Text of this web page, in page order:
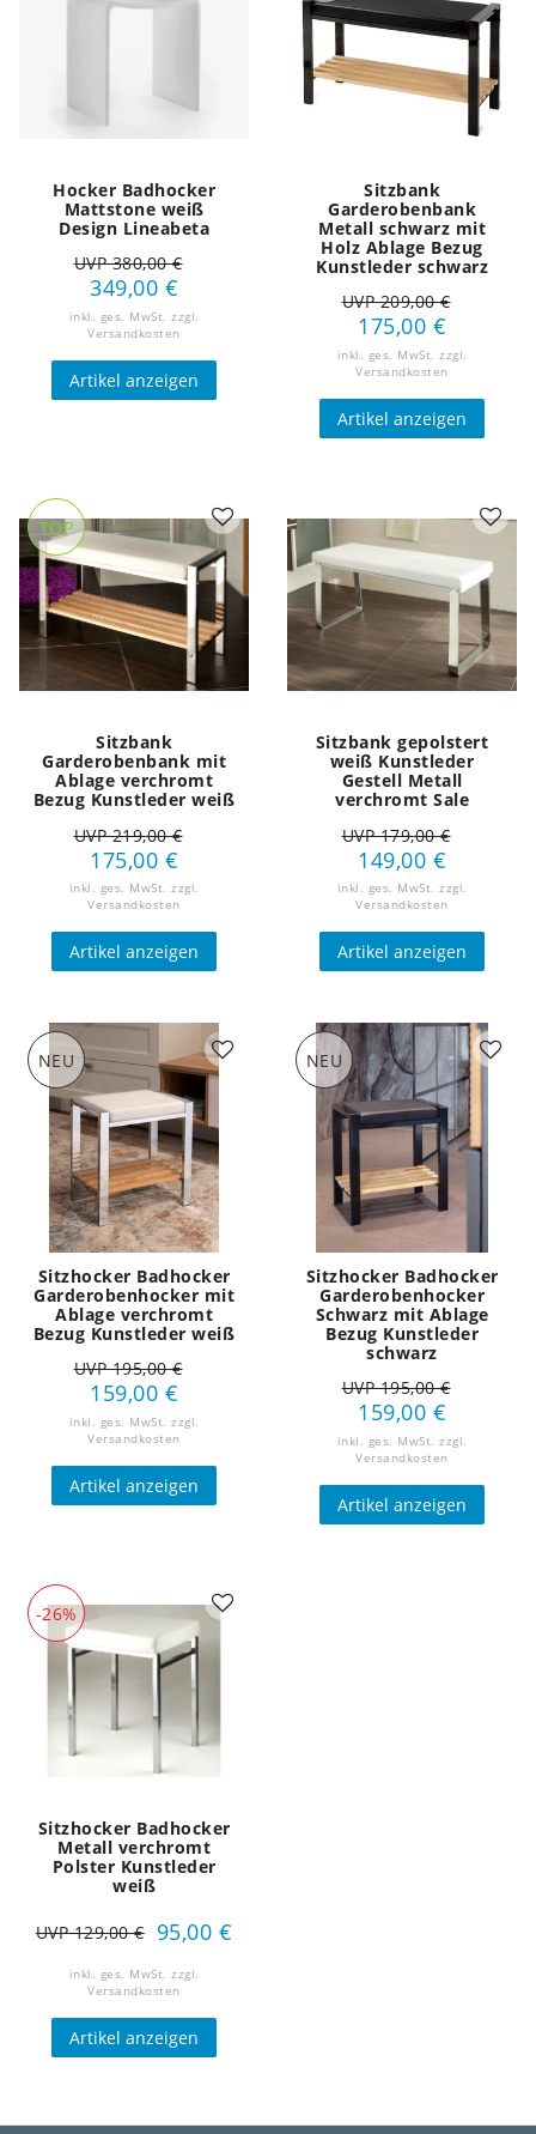
Hocker Badhocker
Mattstone weiß
Design Lineabeta
UVP 380,00 €
349,00 €
inkl. ges. MwSt. zzgl.
Versandkosten
Artikel anzeigen
Sitzbank
Garderobenbank
Metall schwarz mit
Holz Ablage Bezug
Kunstleder schwarz
UVP 209,00 €
175,00 €
inkl. ges. MwSt. zzgl.
Versandkosten
Artikel anzeigen
TOP
Sitzbank
Garderobenbank mit
Ablage verchromt
Bezug Kunstleder weiß
UVP 219,00 €
175,00 €
inkl. ges. MwSt. zzgl.
Versandkosten
Artikel anzeigen
Sitzbank gepolstert
weiß Kunstleder
Gestell Metall
verchromt Sale
UVP 179,00 €
149,00 €
inkl. ges. MwSt. zzgl.
Versandkosten
Artikel anzeigen
NEU
Sitzhocker Badhocker
Garderobenhocker mit
Ablage verchromt
Bezug Kunstleder weiß
UVP 195,00 €
159,00 €
inkl. ges. MwSt.
zzgl.
Versandkosten
Artikel anzeigen
NEU
Sitzhocker Badhocker
Garderobenhocker
Schwarz mit Ablage
Bezug Kunstleder
schwarz
UVP 195,00 €
159,00 €
inkl. ges. MwSt.
zzgl.
Versandkosten
Artikel anzeigen
-26%
Sitzhocker Badhocker
Metall verchromt
Polster Kunstleder
weiß
UVP 129,00 € 95,00 €
inkl. ges. MwSt. zzgl.
Versandkosten
Artikel anzeigen